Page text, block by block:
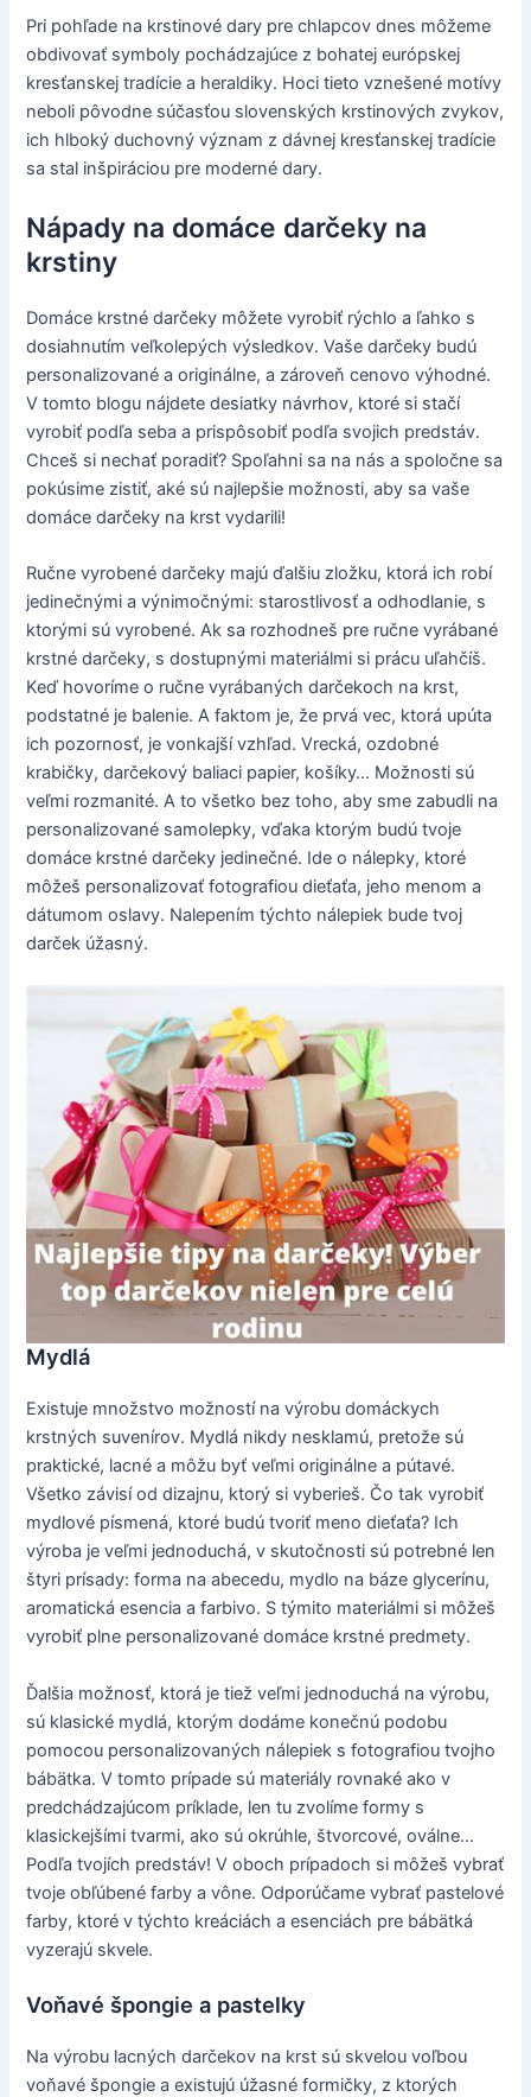
Pri pohľade na krstinové dary pre chlapcov dnes môžeme
obdivovať symboly pochádzajúce z bohatej európskej
kresťanskej tradície a heraldiky. Hoci tieto vznešené motívy
neboli pôvodne súčasťou slovenských krstinových zvykov,
ich hlboký duchovný význam z dávnej kresťanskej tradície
sa stal inšpiráciou pre moderné dary.
Nápady na domáce darčeky na
krstiny
Domáce krstné darčeky môžete vyrobiť rýchlo a ľahko s
dosiahnutím veľkolepých výsledkov. Vaše darčeky budú
personalizované a originálne, a zároveň cenovo výhodné.
V tomto blogu nájdete desiatky návrhov, ktoré si stačí
vyrobiť podľa seba a prispôsobiť podľa svojich predstáv.
Chceš si nechať poradiť? Spoľahni sa na nás a spoločne sa
pokúsime zistiť, aké sú najlepšie možnosti, aby sa vaše
domáce darčeky na krst vydarili!
Ručne vyrobené darčeky majú ďalšiu zložku, ktorá ich robí
jedinečnými a výnimočnými: starostlivosť a odhodlanie, s
ktorými sú vyrobené. Ak sa rozhodneš pre ručne vyrábané
krstné darčeky, s dostupnými materiálmi si prácu uľahčíš.
Keď hovoríme o ručne vyrábaných darčekoch na krst,
podstatné je balenie. A faktom je, že prvá vec, ktorá upúta
ich pozornosť, je vonkajší vzhľad. Vrecká, ozdobné
krabičky, darčekový baliaci papier, košíky… Možnosti sú
veľmi rozmanité. A to všetko bez toho, aby sme zabudli na
personalizované samolepky, vďaka ktorým budú tvoje
domáce krstné darčeky jedinečné. Ide o nálepky, ktoré
môžeš personalizovať fotografiou dieťaťa, jeho menom a
dátumom oslavy. Nalepením týchto nálepiek bude tvoj
darček úžasný.
Mydlá
Existuje množstvo možností na výrobu domáckych
krstných suvenírov. Mydlá nikdy nesklamú, pretože sú
praktické, lacné a môžu byť veľmi originálne a pútavé.
Všetko závisí od dizajnu, ktorý si vyberieš. Čo tak vyrobiť
mydlové písmená, ktoré budú tvoriť meno dieťaťa? Ich
výroba je veľmi jednoduchá, v skutočnosti sú potrebné len
štyri prísady: forma na abecedu, mydlo na báze glycerínu,
aromatická esencia a farbivo. S týmito materiálmi si môžeš
vyrobiť plne personalizované domáce krstné predmety.
Ďalšia možnosť, ktorá je tiež veľmi jednoduchá na výrobu,
sú klasické mydlá, ktorým dodáme konečnú podobu
pomocou personalizovaných nálepiek s fotografiou tvojho
bábätka. V tomto prípade sú materiály rovnaké ako v
predchádzajúcom príklade, len tu zvolíme formy s
klasickejšími tvarmi, ako sú okrúhle, štvorcové, oválne…
Podľa tvojích predstáv! V oboch prípadoch si môžeš vybrať
tvoje obľúbené farby a vône. Odporúčame vybrať pastelové
farby, ktoré v týchto kreáciách a esenciách pre bábätká
vyzerajú skvele.
Voňavé špongie a pastelky
Na výrobu lacných darčekov na krst sú skvelou voľbou
voňavé špongie a existujú úžasné formičky, z ktorých